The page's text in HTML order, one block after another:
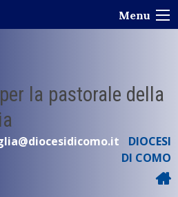
Menu
la pastorale della
DIOCESI
DI COMO